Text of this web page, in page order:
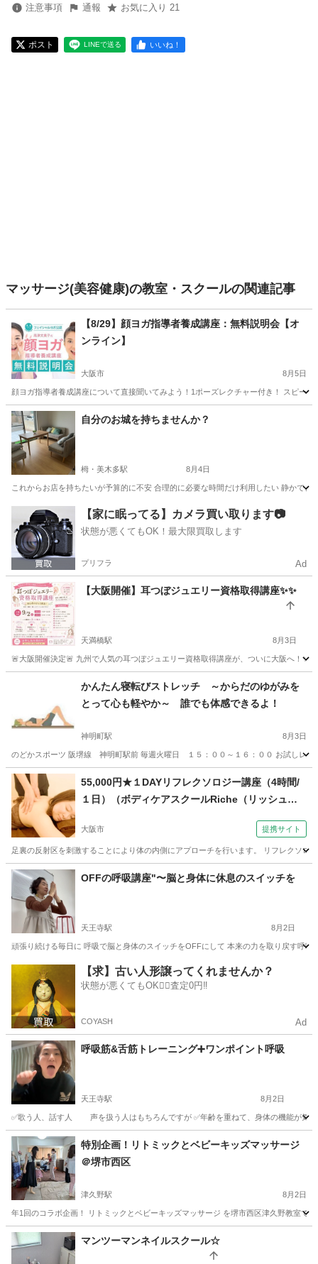
注意事項 通報 お気に入り 21
ポスト LINEで送る いいね！
マッサージ(美容健康)の教室・スクールの関連記事
【8/29】顔ヨガ指導者養成講座：無料説明会【オ
ンライン】
大阪市 8月5日
顔ヨガ指導者養成講座について直接聞いてみよう！1ポーズレクチャー付き！ スピー
大阪 大阪市 リフトアップ フェイシャル
自分のお城を持ちませんか？
栂・美木多駅 8月4日
これからお店を持ちたいが予算的に不安 合理的に必要な時間だけ利用したい 静かで
堺市 栂・美木多駅 エステ
【家に眠ってる】カメラ買い取ります📷
状態が悪くてもOK！最大限買取します
プリフラ Ad
【大阪開催】耳つぼジュエリー資格取得講座✨✨
天満橋駅 8月3日
🚨大阪開催決定🚨 九州で人気の耳つぼジュエリー資格取得講座が、ついに大阪へ！✨
天満橋駅 足つぼ
かんたん寝転びストレッチ ～からだのゆがみを
とって心も軽やか～ 誰でも体感できるよ！
神明町駅 8月3日
のどかスポーツ 阪堺線 神明町駅前 毎週火曜日 １５：００～１６：００ お試しレ
大阪 堺市 神明町駅 その他 レッスン
55,000円★１DAYリフレクソロジー講座（4時間/
１日）（ボディケアスクールRiche（リッシュ）
ぼジュエリー/マッサージ/ドライヘッドスパ】 大
阪校）
大阪市 提携サイト
足裏の反射区を刺激することにより体の内側にアプローチを行います。 リフレクソ
大阪 大阪市 リフレクソロジー
OFFの呼吸講座"〜脳と身体に休息のスイッチを
天王寺駅 8月2日
頑張り続ける毎日に 呼吸で脳と身体のスイッチをOFFにして 本来の力を取り戻す呼
天王寺駅 快眠 状態
【求】古い人形譲ってくれませんか？
状態が悪くてもOK🙆‍♀️査定0円‼️
COYASH Ad
呼吸筋&舌筋トレーニング➕ワンポイント呼吸
天王寺駅 8月2日
✅歌う人、話す人 声を扱う人はもちろんですが ✅年齢を重ねて、身体の機能が気に
大阪 大阪市 天王寺駅 快眠 キー
特別企画！リトミックとベビーキッズマッサージ
＠堺市西区
津久野駅 8月2日
年1回のコラボ企画！ リトミックとベビーキッズマッサージ を堺市西区津久野教室で
大阪 堺市 ベビーマッサージ 先生
マンツーマンネイルスクール☆